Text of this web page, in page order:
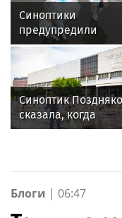
Синоптики
предупредили
москвичей о
погоде и дождях с
грозой 6 августа
Синоптик
сказала, когда
закончится жара в
Блоги | 06:47